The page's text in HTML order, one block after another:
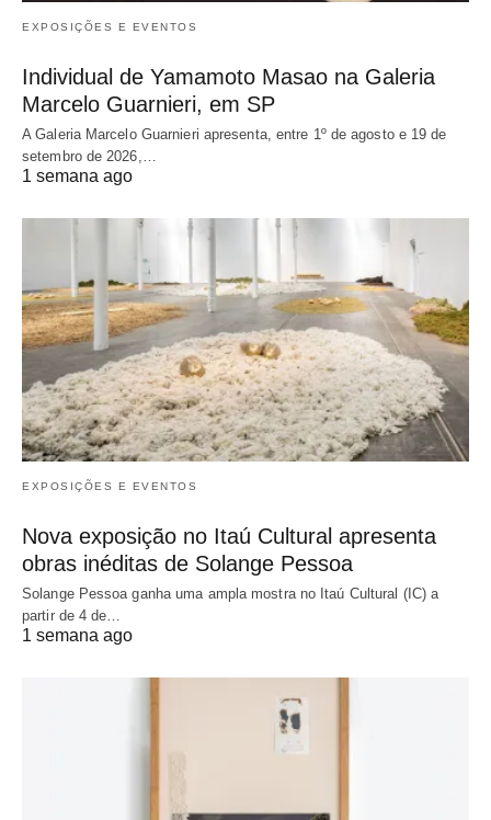
EXPOSIÇÕES E EVENTOS
Individual de Yamamoto Masao na Galeria
Marcelo Guarnieri, em SP
A Galeria Marcelo Guarnieri apresenta, entre 1º de agosto e 19 de
setembro de 2026,…
1 semana ago
EXPOSIÇÕES E EVENTOS
Nova exposição no Itaú Cultural apresenta
obras inéditas de Solange Pessoa
Solange Pessoa ganha uma ampla mostra no Itaú Cultural (IC) a
partir de 4 de…
1 semana ago